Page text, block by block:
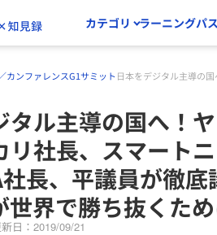
カテゴリ ラーニングパス
カンファレンスG1サミット日本をデジタル主導の
タル主導の国へ！
リ社長、スマート
長、平議員が徹底
界で勝ち抜くた
日：2019/09/21